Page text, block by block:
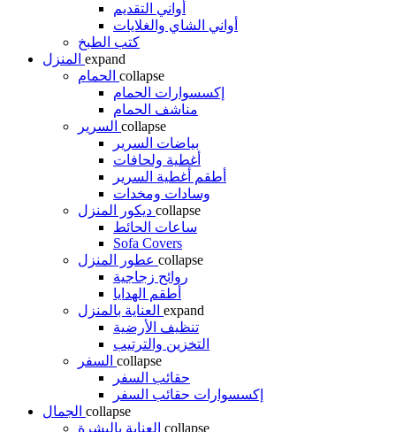
أواني التقديم
أواني الشاي والغلايات
كتب الطبخ
المنزل expand
الحمام collapse
إكسسوارات الحمام
مناشف الحمام
السرير collapse
بياضات السرير
أغطية ولحافات
أطقم أغطية السرير
وسادات ومخدات
ديكور المنزل collapse
ساعات الحائط
Sofa Covers
عطور المنزل collapse
روائح زجاجية
أطقم الهدايا
العناية بالمنزل expand
تنظيف الأرضية
التخزين والترتيب
السفر collapse
حقائب السفر
إكسسوارات حقائب السفر
الجمال collapse
العناية بالبشرة collapse